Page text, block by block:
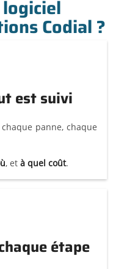
Codial ?
est suivi
panne, chaque
, et à quel coût.
étape